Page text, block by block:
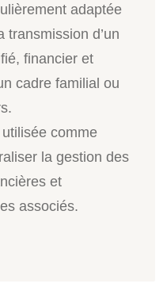
adaptée
transmission d’un
financier et
cadre familial ou
comme
la gestion des
et
associés.